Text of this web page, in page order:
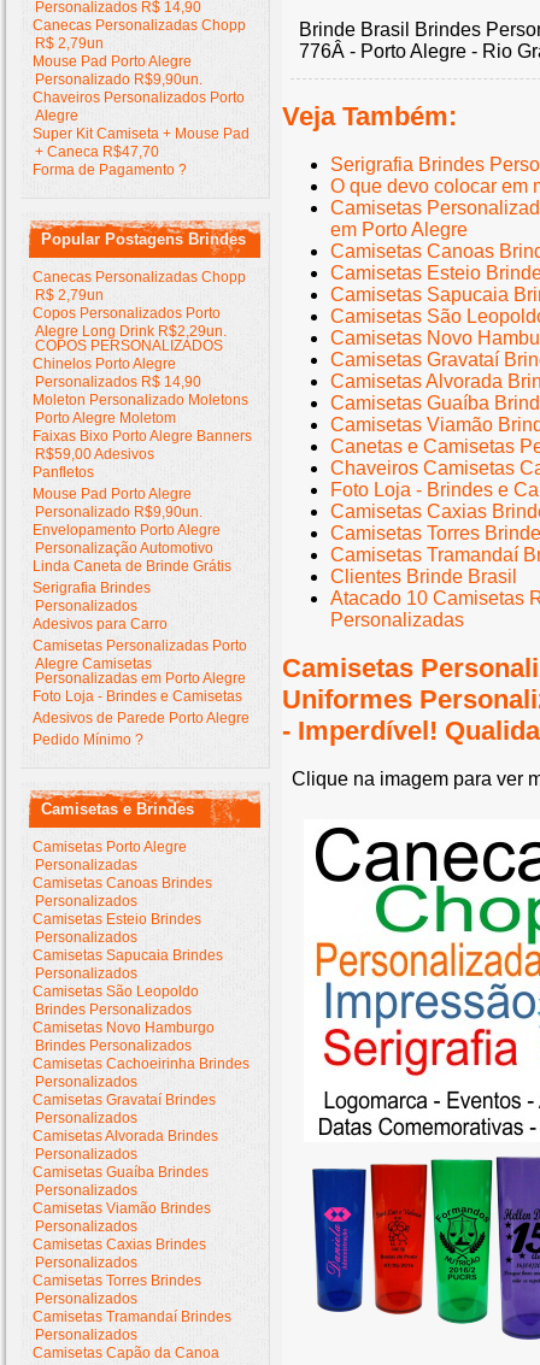
Personalizados R$ 14,90
Canecas Personalizadas Chopp
R$ 2,79un
Mouse Pad Porto Alegre
Personalizado R$9,90un.
Chaveiros Personalizados Porto
Alegre
Super Kit Camiseta + Mouse Pad
+ Caneca R$47,70
Forma de Pagamento ?
Popular Postagens Brindes
Canecas Personalizadas Chopp
R$ 2,79un
Copos Personalizados Porto
Alegre Long Drink R$2,29un.
COPOS PERSONALIZADOS
Chinelos Porto Alegre
Personalizados R$ 14,90
Moleton Personalizado Moletons
Porto Alegre Moletom
Faixas Bixo Porto Alegre Banners
R$59,00 Adesivos
Panfletos
Mouse Pad Porto Alegre
Personalizado R$9,90un.
Envelopamento Porto Alegre
Personalização Automotivo
Linda Caneta de Brinde Grátis
Serigrafia Brindes
Personalizados
Adesivos para Carro
Camisetas Personalizadas Porto
Alegre Camisetas
Personalizadas em Porto Alegre
Foto Loja - Brindes e Camisetas
Adesivos de Parede Porto Alegre
Pedido Mínimo ?
Camisetas e Brindes
Camisetas Porto Alegre
Personalizadas
Camisetas Canoas Brindes
Personalizados
Camisetas Esteio Brindes
Personalizados
Camisetas Sapucaia Brindes
Personalizados
Camisetas São Leopoldo
Brindes Personalizados
Camisetas Novo Hamburgo
Brindes Personalizados
Camisetas Cachoeirinha Brindes
Personalizados
Camisetas Gravataí Brindes
Personalizados
Camisetas Alvorada Brindes
Personalizados
Camisetas Guaíba Brindes
Personalizados
Camisetas Viamão Brindes
Personalizados
Camisetas Caxias Brindes
Personalizados
Camisetas Torres Brindes
Personalizados
Camisetas Tramandaí Brindes
Personalizados
Camisetas Capão da Canoa
Brinde Brasil Brindes
776Â - Porto Alegre - Rio
Veja Também:
Serigrafia Brindes
O que devo colocar em
Camisetas
em Porto Alegre
Camisetas Canoas
Camisetas Esteio
Camisetas Sapucaia
Camisetas São
Camisetas Novo
Camisetas Gravataí
Camisetas Alvorada
Camisetas Guaíba
Camisetas Viamão
Canetas e Camisetas
Chaveiros Camisetas
Foto Loja - Brindes e
Camisetas Caxias
Camisetas Torres
Camisetas Tramandaí
Clientes Brinde Brasil
Atacado 10 Camisetas
Personalizadas
Camisetas
Uniformes
- Imperdível!
Clique na imagem para ver